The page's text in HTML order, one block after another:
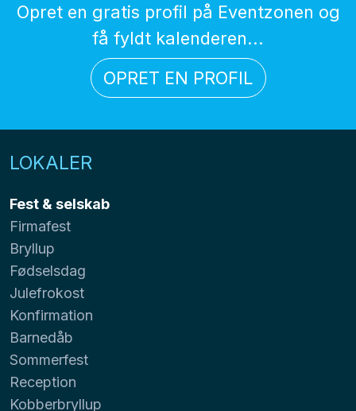
Opret en gratis profil på Eventzonen og
få fyldt kalenderen...
OPRET EN PROFIL
LOKALER
Fest & selskab
Firmafest
Bryllup
Fødselsdag
Julefrokost
Konfirmation
Barnedåb
Sommerfest
Reception
Kobberbryllup